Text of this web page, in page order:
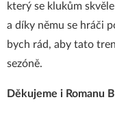
který se klukům
a díky němu se hráči
bych rád, aby tato
sezóně.
Děkujeme i Romanu